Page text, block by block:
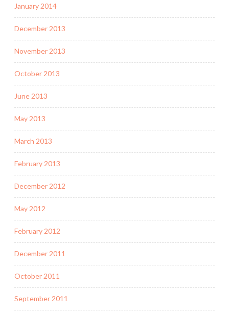
January 2014
December 2013
November 2013
October 2013
June 2013
May 2013
March 2013
February 2013
December 2012
May 2012
February 2012
December 2011
October 2011
September 2011